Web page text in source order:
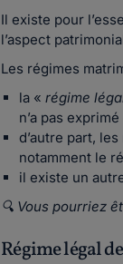
Il existe pour
l’aspect
Les régimes
la «régime
n’a pas
d’autre part,
notamment le
il existe un
🔍 Vous pourriez
Régime légal